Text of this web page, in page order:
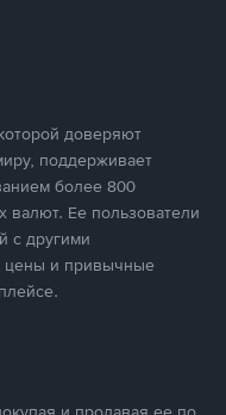
доверяют
поддерживает
более 800
валют. Ее пользователи
с другими
цены и привычные